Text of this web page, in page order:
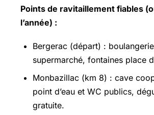
Points de ravitaillement fiables
l’année) :
Bergerac (départ) :
supermarché, fontaines place
Monbazillac (km 8) : cave
point d’eau et WC publics,
gratuite.